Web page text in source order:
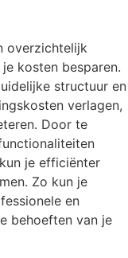
overzichtelijk
kosten besparen.
structuur en
verlagen,
Door te
je efficiënter
Zo kun je
en
behoeften van je